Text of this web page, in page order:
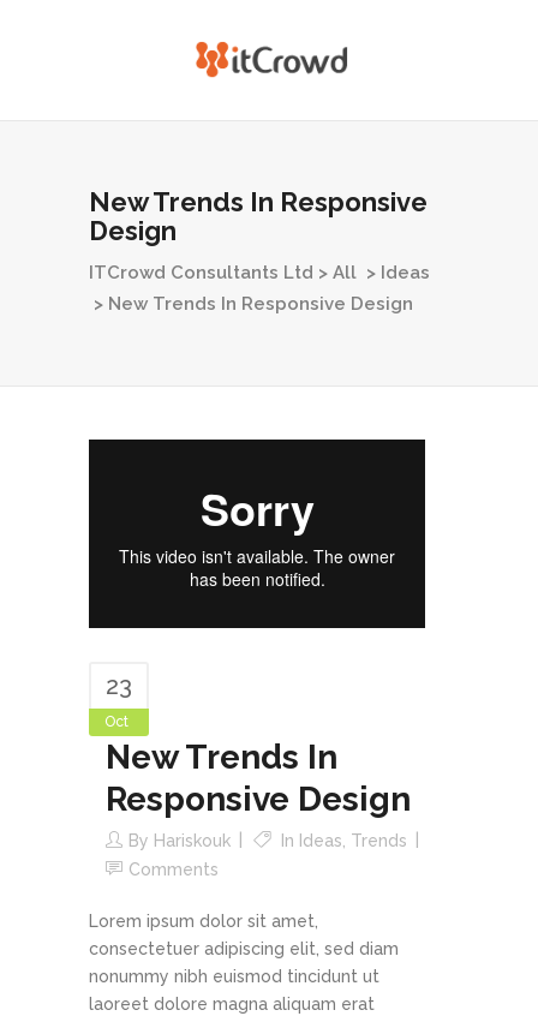
New Trends In Responsive
Design
ITCrowd Consultants Ltd > All > Ideas
> New Trends In Responsive Design
23
Oct
New Trends In
Responsive Design
By Hariskouk In Ideas, Trends
Comments
Lorem ipsum dolor sit amet,
consectetuer adipiscing elit, sed diam
nonummy nibh euismod tincidunt ut
laoreet dolore magna aliquam erat